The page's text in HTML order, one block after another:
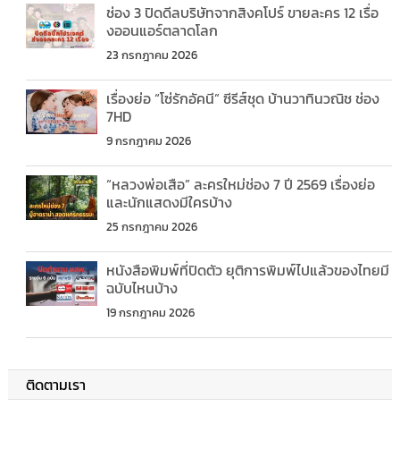
ช่อง 3 ปิดดีลบริษัทจากสิงคโปร์ ขายละคร 12 เรื่อ
งออนแอร์ตลาดโลก
23 กรกฎาคม 2026
เรื่องย่อ “โซ่รักอัคนี” ซีรีส์ชุด บ้านวาทินวณิช ช่อง
7HD
9 กรกฎาคม 2026
“หลวงพ่อเสือ” ละครใหม่ช่อง 7 ปี 2569 เรื่องย่อ
และนักแสดงมีใครบ้าง
25 กรกฎาคม 2026
หนังสือพิมพ์ที่ปิดตัว ยุติการพิมพ์ไปแล้วของไทยมี
ฉบับไหนบ้าง
19 กรกฎาคม 2026
ติดตามเรา